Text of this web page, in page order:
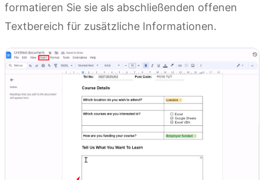
formatieren Sie sie als abschließenden offenen
Textbereich für zusätzliche Informationen.